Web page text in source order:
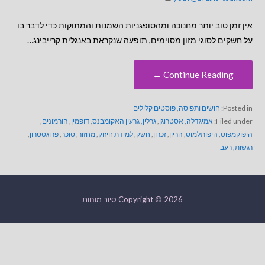
אין זמן טוב יותר מחנוכה ומהסופגניות השמנות והמתוקות כדי לדבר בו
על חשקים לסוגי מזון מסוימים, תופעה שנקראת באנגלית קרייבינג…
Continue Reading ←
Posted in: חושים ותפיסה,פוסטים קלילים
Filed under: אמיגדלה, אסטרוגן,גרלין,גרעין האקומבנס,דופמין, הורמונים,
היפוקמפוס, היפותלמוס, הריון,זכרון, חשק,למידת חיזוק,מחזור,סוכר,פרוגסטרון,
רגשות,רעב
Copyright © 2026 סיור מוחות